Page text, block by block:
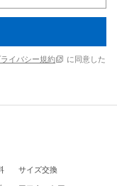
イバシー規約
に同意した
サイズ交換